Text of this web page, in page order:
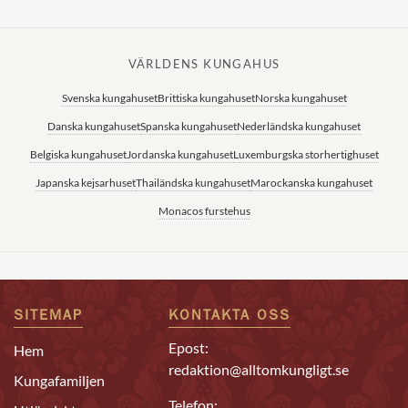
VÄRLDENS KUNGAHUS
Svenska kungahusetBrittiska kungahusetNorska kungahuset
Danska kungahusetSpanska kungahusetNederländska kungahuset
Belgiska kungahusetJordanska kungahusetLuxemburgska storhertighuset
Japanska kejsarhusetThailändska kungahusetMarockanska kungahuset
Monacos furstehus
SITEMAP
Hem
Kungafamiljen
KONTAKTA OSS
Epost:
redaktion@alltomkungligt.se